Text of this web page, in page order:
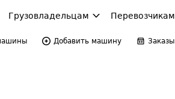
Грузовладельцам Перевозчикам
Добавить машину Заказы